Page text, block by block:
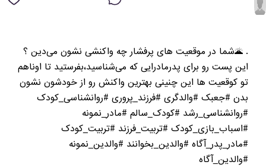
. 🌋شما در موقعیت های پرفشار چه واکنشی نشون می‌دین ؟
این پست رو برای پدرمادرایی که می‌شناسید،بفرستید تا اوناهم
تو کوقعیت ها این چنینی بهترین واکنش رو از خودشون نشون
بدن #جعبک #والدگری #فرزند_پروری #روانشناسی_کودک
#روانشناسی_رشد #کودک_سالم #مادر_نمونه
#اسباب_بازی_کودک #تربیت_فرزند #تربیت_کودک
#مادر_پدر_آگاه #والدین_بخوانند #والدین_نمونه
#والدین_آگاه